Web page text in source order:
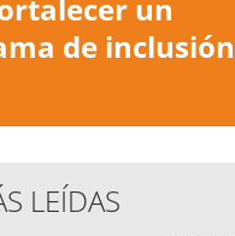
un
de
LEÍDAS